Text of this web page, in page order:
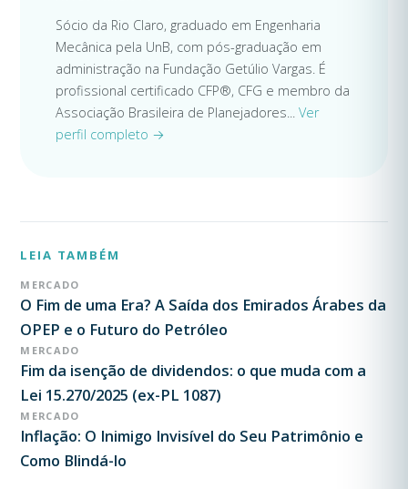
Sócio da Rio Claro, graduado em Engenharia
Mecânica pela UnB, com pós-graduação em
administração na Fundação Getúlio Vargas. É
profissional certificado CFP®, CFG e membro da
Associação Brasileira de Planejadores... Ver
perfil completo →
LEIA TAMBÉM
MERCADO
O Fim de uma Era? A Saída dos Emirados Árabes da
OPEP e o Futuro do Petróleo
MERCADO
Fim da isenção de dividendos: o que muda com a
Lei 15.270/2025 (ex-PL 1087)
MERCADO
Inflação: O Inimigo Invisível do Seu Patrimônio e
Como Blindá-lo